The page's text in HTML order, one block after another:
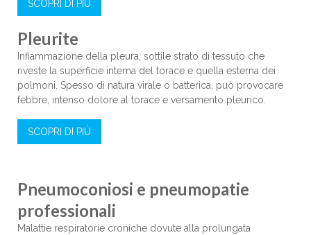
SCOPRI DI PIÙ
Pleurite
Infiammazione della pleura, sottile strato di tessuto che
riveste la superficie interna del torace e quella esterna dei
polmoni. Spesso di natura virale o batterica, può provocare
febbre, intenso dolore al torace e versamento pleurico.
SCOPRI DI PIÙ
Pneumoconiosi e pneumopatie
professionali
Malattie respiratorie croniche dovute alla prolungata